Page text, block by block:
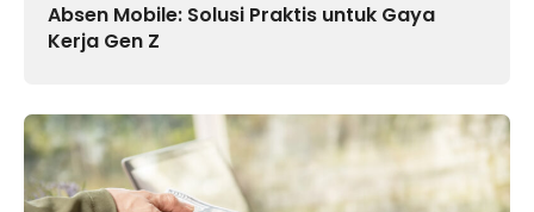
Absen Mobile: Solusi Praktis untuk Gaya
Kerja Gen Z